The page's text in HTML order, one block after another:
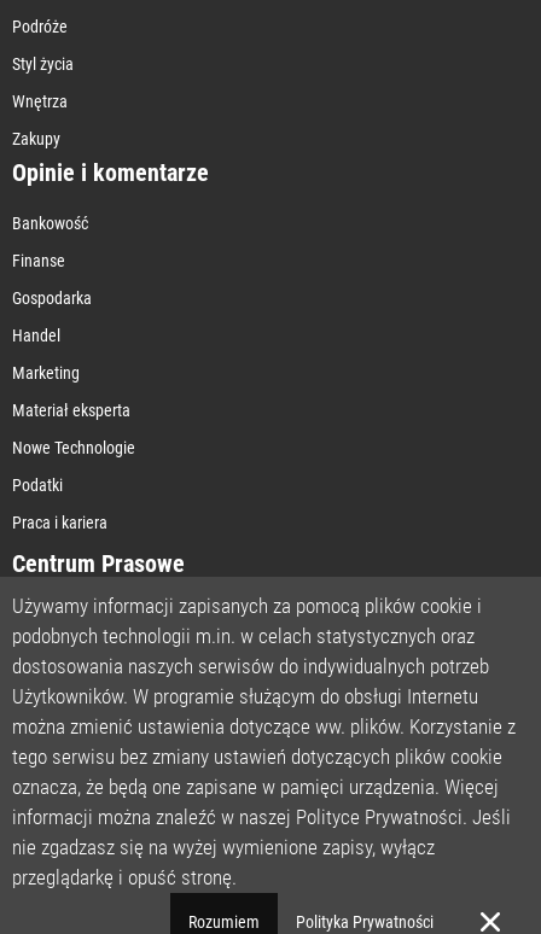
Podróże
Styl życia
Wnętrza
Zakupy
Opinie i komentarze
Bankowość
Finanse
Gospodarka
Handel
Marketing
Materiał eksperta
Nowe Technologie
Podatki
Praca i kariera
Centrum Prasowe
STRONA GŁÓWNA
O NAS
POLITYKA PRYWATNOŚCI
REGULAMIN
LICENCJA
REJESTRACJA
KONTAKT
Używamy informacji zapisanych za pomocą plików cookie i
podobnych technologii m.in. w celach statystycznych oraz
dostosowania naszych serwisów do indywidualnych potrzeb
Użytkowników. W programie służącym do obsługi Internetu
można zmienić ustawienia dotyczące ww. plików. Korzystanie z
tego serwisu bez zmiany ustawień dotyczących plików cookie
oznacza, że będą one zapisane w pamięci urządzenia. Więcej
informacji można znaleźć w naszej Polityce Prywatności. Jeśli
nie zgadzasz się na wyżej wymienione zapisy, wyłącz
przeglądarkę i opuść stronę.
Rozumiem Polityka Prywatności